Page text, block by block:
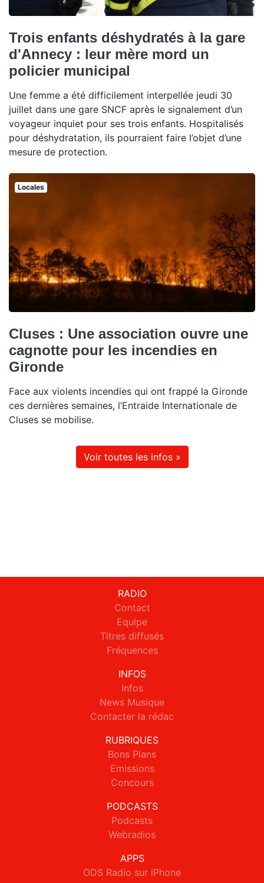
Trois enfants déshydratés à la gare
d'Annecy : leur mère mord un
policier municipal
Une femme a été difficilement interpellée jeudi 30
juillet dans une gare SNCF après le signalement d’un
voyageur inquiet pour ses trois enfants. Hospitalisés
pour déshydratation, ils pourraient faire l’objet d’une
mesure de protection.
Locales
Cluses : Une association ouvre une
cagnotte pour les incendies en
Gironde
Face aux violents incendies qui ont frappé la Gironde
ces dernières semaines, l’Entraide Internationale de
Cluses se mobilise.
Voir toutes les infos »
RADIO
Contact
Equipe
Titres diffusés
Fréquences
INFOS
Infos
News Musique
Contacter la rédac
RUBRIQUES
Bons Plans
Emissions
Concours
PODCASTS
Podcasts
Webradios
APPS
ODS Radio sur iPhone